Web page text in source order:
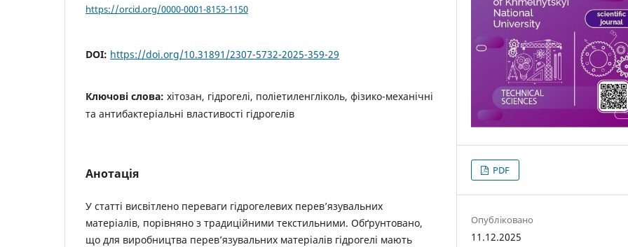
https://orcid.org/0000-0001-8153-1150
DOI: https://doi.org/10.31891/2307-5732-2025-359-29
Ключові слова: хітозан, гідрогелі, поліетиленгліколь, фізико-механічні
та антибактеріальні властивості гідрогелів
Анотація
У статті висвітлено переваги гідрогелевих перев’язувальних
матеріалів, порівняно з традиційними текстильними. Обґрунтовано,
що для виробництва перев’язувальних матеріалів гідрогелі мають
PDF
Опубліковано
11.12.2025